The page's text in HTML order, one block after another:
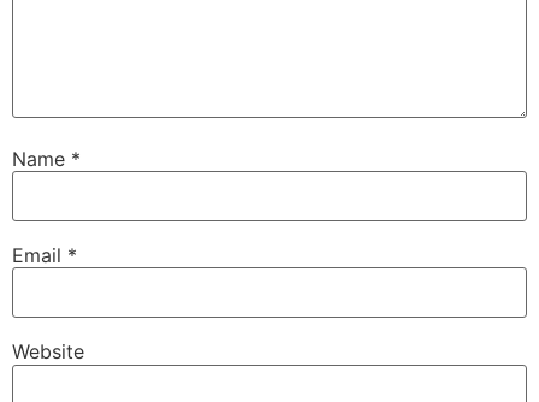
Name *
Email *
Website